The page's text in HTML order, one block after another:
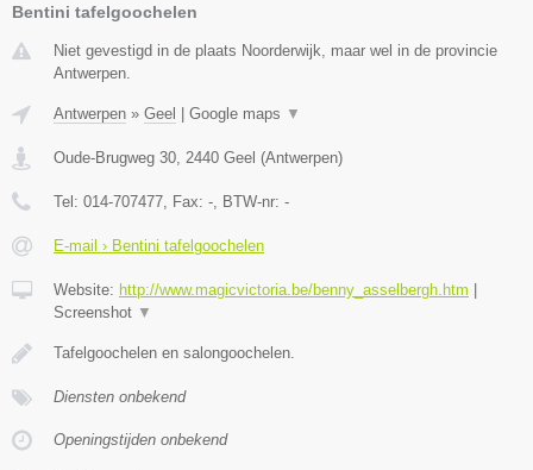
Bentini tafelgoochelen
Niet gevestigd in de plaats Noorderwijk, maar wel in de provincie
Antwerpen.
Antwerpen » Geel Google maps ▼
Oude-Brugweg 30 2440 Geel (Antwerpen)
Tel: 014-707477 , Fax: - , BTW-nr: -
E-mail › Bentini tafelgoochelen
Website: http://www.magicvictoria.be/benny_asselbergh.htm
Screenshot ▼
Tafelgoochelen en salongoochelen.
Diensten onbekend
Openingstijden onbekend